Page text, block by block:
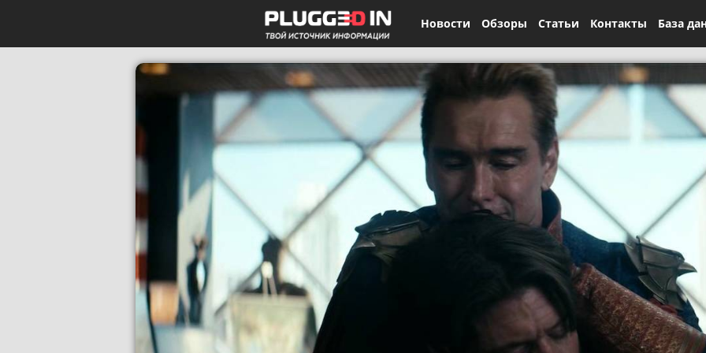
Новости Обзоры Статьи Контакты База